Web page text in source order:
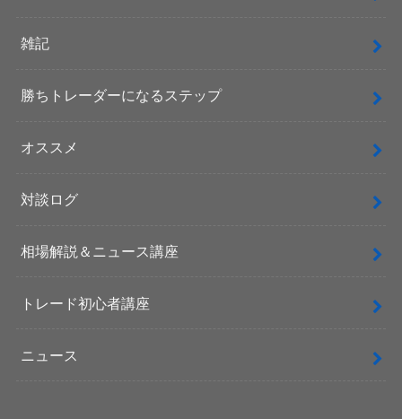
雑記
勝ちトレーダーになるステップ
オススメ
対談ログ
相場解説＆ニュース講座
トレード初心者講座
ニュース